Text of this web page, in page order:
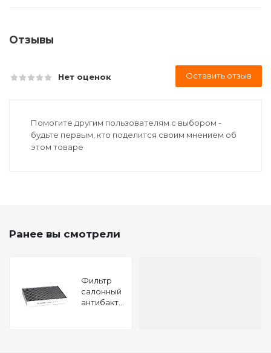
Отзывы
Нет оценок Оставить отзыв
Помогите другим пользователям с выбором -
будьте первым, кто поделится своим мнением об
этом товаре
Ранее вы смотрели
Фильтр
салонный
антибактериальный